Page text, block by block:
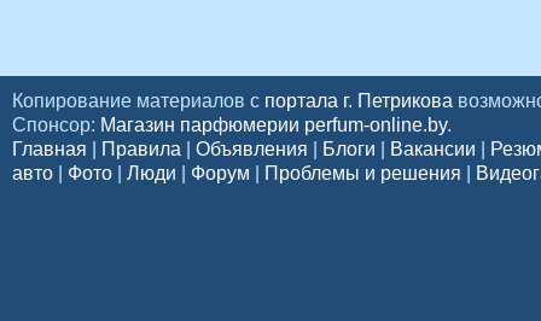
Копирование материалов с портала г. Петрикова
Спонсор: Магазин парфюмерии perfum-online.by.
Главная | Правила | Объявления | Блоги | Вакансии |
авто | Фото | Люди | Форум | Проблемы и решения |